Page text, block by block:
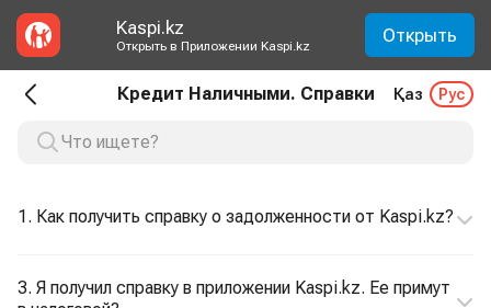
Kaspi.kz
Открыть в Приложении Kaspi.kz Открыть
Кредит Наличными. Справки Қаз Рус
1. Как получить справку о задолженности от Kaspi.kz?
3. Я получил справку в приложении Kaspi.kz. Ее примут